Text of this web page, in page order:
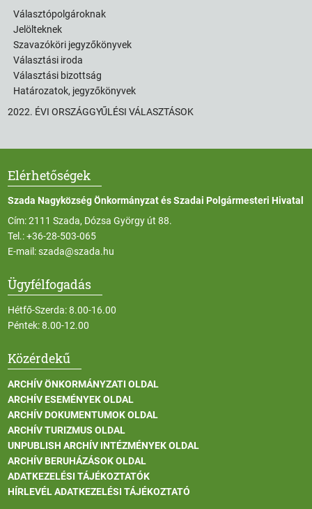
Választópolgároknak
Jelölteknek
Szavazóköri jegyzőkönyvek
Választási iroda
Választási bizottság
Határozatok, jegyzőkönyvek
2022. ÉVI ORSZÁGGYŰLÉSI VÁLASZTÁSOK
Elérhetőségek
Szada Nagyközség Önkormányzat és Szadai Polgármesteri Hivatal
Cím: 2111 Szada, Dózsa György út 88.
Tel.:+36-28-503-065
E-mail:szada@szada.hu
Ügyfélfogadás
Hétfő-Szerda: 8.00-16.00
Péntek: 8.00-12.00
Közérdekű
ARCHÍV ÖNKORMÁNYZATI OLDAL
ARCHÍV ESEMÉNYEK OLDAL
ARCHÍV DOKUMENTUMOK OLDAL
ARCHÍV TURIZMUS OLDAL
UNPUBLISH ARCHÍV INTÉZMÉNYEK OLDAL
ARCHÍV BERUHÁZÁSOK OLDAL
ADATKEZELÉSI TÁJÉKOZTATÓK
HÍRLEVÉL ADATKEZELÉSI TÁJÉKOZTATÓ